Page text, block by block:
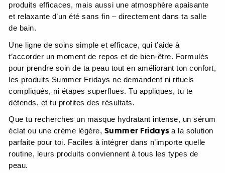
produits efficaces, mais aussi une atmosphère apaisante
et relaxante d’un été sans fin – directement dans ta salle
de bain.
Une ligne de soins simple et efficace, qui t’aide à
t’accorder un moment de repos et de bien-être. Formulés
pour prendre soin de ta peau tout en améliorant ton confort,
les produits Summer Fridays ne demandent ni rituels
compliqués, ni étapes superflues. Tu appliques, tu te
détends, et tu profites des résultats.
Que tu recherches un masque hydratant intense, un sérum
éclat ou une crème légère, Summer Fridays a la solution
parfaite pour toi. Faciles à intégrer dans n’importe quelle
routine, leurs produits conviennent à tous les types de
peau.